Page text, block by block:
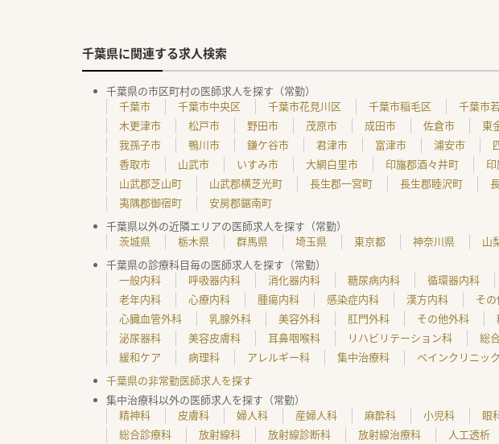
千葉県に関連する求人検索
千葉県の市区町村の医師求人を探す（常勤）
千葉市
千葉市中央区 千葉市花見川区 千葉市稲毛区 千葉市
木更津市
松戸市 野田市 茂原市 成田市 佐倉市 東
我孫子市
鴨川市 鎌ケ谷市 君津市 富津市 浦安市
香取市
山武市 いすみ市 大網白里市 印旛郡酒々井町
山武郡芝山町
山武郡横芝光町 長生郡一宮町 長生郡睦沢町
夷隅郡御宿町
安房郡鋸南町
千葉県以外の近隣エリアの医師求人を探す（常勤）
茨城県
栃木県 群馬県 埼玉県 東京都 神奈川県
山
千葉県の診療科目毎の医師求人を探す（常勤）
一般内科
呼吸器内科 消化器内科 糖尿病内科 循環器内科
老年内科
心療内科 腫瘍内科 感染症内科 漢方内科 そ
心臓血管外科
乳腺外科 美容外科 肛門外科 その他外科
泌尿器科
美容皮膚科 耳鼻咽喉科 リハビリテーション科 総
緩和ケア
病理科 アレルギー科 集中治療科 ペインクリニッ
千葉県の非常勤医師求人を探す
集中治療科以外の医師求人を探す（常勤）
精神科
皮膚科 婦人科 産婦人科 麻酔科 小児科 眼
総合診療科
放射線科 放射線診断科 放射線治療科 人工透析